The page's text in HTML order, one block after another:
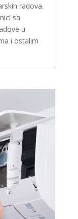
radova.
sa
u
i ostalim